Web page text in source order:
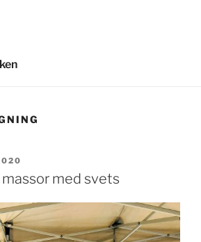
med svets